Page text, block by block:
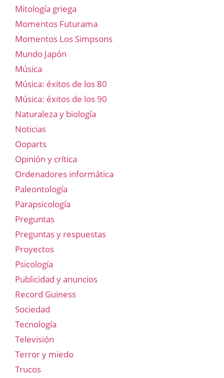
Mitología griega
Momentos Futurama
Momentos Los Simpsons
Mundo Japón
Música
Música: éxitos de los 80
Música: éxitos de los 90
Naturaleza y biología
Noticias
Ooparts
Opinión y crítica
Ordenadores informática
Paleontología
Parapsicología
Preguntas
Preguntas y respuestas
Proyectos
Psicología
Publicidad y anuncios
Record Guiness
Sociedad
Tecnología
Televisión
Terror y miedo
Trucos